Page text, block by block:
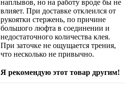
наплывов, но на работу вроде бы не
влияет. При доставке отклеился от
рукоятки стержень, по причине
большого люфта в соединении и
недостаточного количества клея.
При заточке не ощущается трения,
что несколько не привычно.
Я рекомендую этот товар другим!